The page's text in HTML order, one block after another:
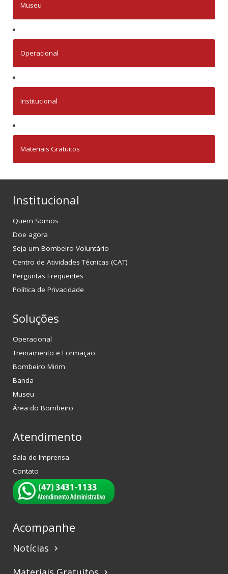
Museu
Operacional
Institucional
Materiais Gratuitos
Institucional
Quem Somos
Doe agora
Seja um Bombeiro Voluntário
Centro de Atividades Técnicas (CAT)
Perguntas Frequentes
Política de Privacidade
Soluções
Operacional
Treinamento e Formação
Bombeiro Mirim
Banda
Museu
Área do Bombeiro
Atendimento
Sala de Imprensa
Contato
Acompanhe
Notícias keyboard_arrow_right